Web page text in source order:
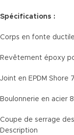
Spécifications :
Corps en fonte
Revêtement époxy
Joint en EPDM Shore
Boulonnerie en acier
Coupe de serrage
Description